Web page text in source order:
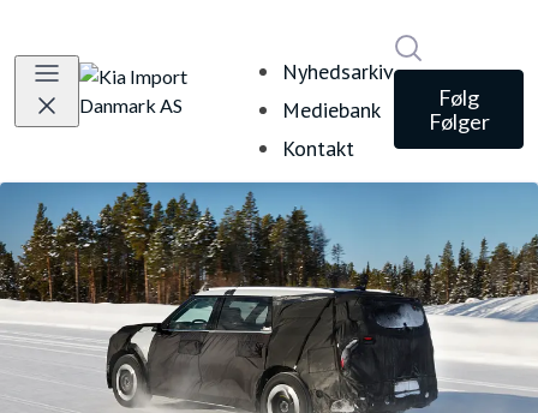
Nyhedsarkiv
Mediebank
Kontakt
Følg
Følger